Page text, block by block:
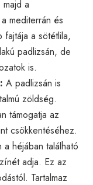
a
mediterrán és
fajtája a sötétlila,
padlizsán, de
is.
A padlizsán is
zöldség.
támogatja az
csökkentéséhez.
a héjában található
adja. Ez az
Tartalmaz